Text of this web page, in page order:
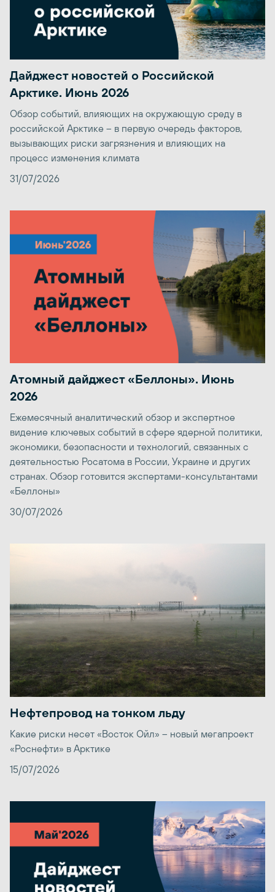
Дайджест новостей о Российской
Арктике. Июнь 2026
Обзор событий, влияющих на окружающую среду в
российской Арктике – в первую очередь факторов,
вызывающих риски загрязнения и влияющих на
процесс изменения климата
31/07/2026
Атомный дайджест «Беллоны». Июнь
2026
Ежемесячный аналитический обзор и экспертное
видение ключевых событий в сфере ядерной политики,
экономики, безопасности и технологий, связанных с
деятельностью Росатома в России, Украине и других
странах. Обзор готовится экспертами-консультантами
«Беллоны»
30/07/2026
Нефтепровод на тонком льду
Какие риски несет «Восток Ойл» – новый мегапроект
«Роснефти» в Арктике
15/07/2026